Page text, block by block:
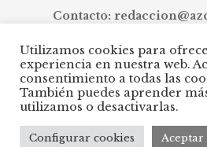
Contacto:
© 2025 AZ Costa del Sol - Diario
Manilva, pasando por Torremolinos,
Mijas, Ojén, Marbella, Istán,
Utilizamos cookies para
experiencia en nuestra web.
consentimiento a todas las
También puedes aprender
utilizamos o desactivarlas.
Configurar cookies Aceptar